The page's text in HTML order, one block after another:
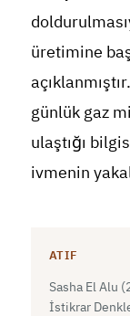
üretimine
günlük gaz
ulaştığı
ivmenin
ATIF
Sasha El Alu
İstikrar